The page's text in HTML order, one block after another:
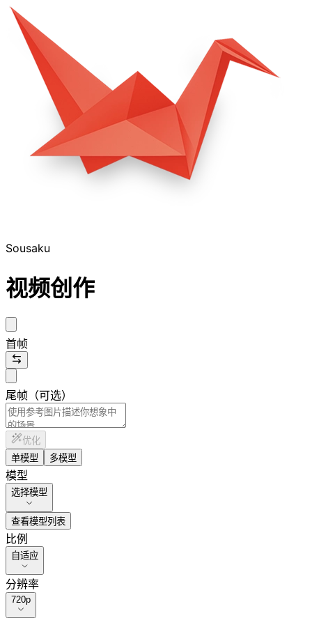
Sousaku
视频创作
首帧
尾帧（可选）
优化
单模型
多模型
模型
选择模型
查看模型列表
比例
自适应
分辨率
720p